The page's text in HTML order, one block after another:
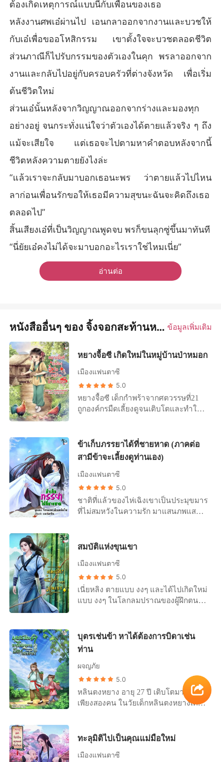
ต้องเกิดเหตุการณ์แบบนี้กับเพื่อนของเธอ
หลังงานศพเอ๋ผ่านไป เอนกลาออกจากงานและบวชให้
กับเอ๋เพื่อขออโหสิกรรม เขาตั้งใจจะบวชตลอดชีวิต
ส่วนภาณีก็ไปรับกรรมของตัวเองในคุก พรลาออกจาก
งานและกลับไปอยู่กับครอบครัวที่ต่างจังหวัด เพื่อเริ่ม
ต้นชีวิตใหม่
ส่วนเอ๋นั้นหลังจากวิญญาณออกจากร่างและมองทุก
อย่างอยู่ จนกระทั่งแน่ใจว่าตัวเองได้ตายแล้วจริง ๆ ถึง
แม้จะเสียใจ แต่เธอจะไปตามหาคำตอบหลังจากนี้
ชีวิตหลังความตายยังไงล่ะ
“แล้วเราจะกลับมาบอกเธอนะพร ว่าตายแล้วไปไหน
ลาก่อนเพื่อนรักขอให้เธอมีความสุขนะฉันจะคิดถึงเธอ
ตลอดไป”
สิ้นเสียงเอ๋ที่เป็นวิญญาณพูดจบ พรก็ขนลุกซู่ขึ้นมาทันที
“นี่ยัยเอ๋คงไม่ได้จะมาบอกอะไรเราใช่ไหมเนี่ย”
อ่านต่อ
หนังสืออื่นๆ ของ จิ้งจอกสะท้านหม้อไฟ ข้อมูลเพิ่มเติม
หยางจื้อซี เกิดใหม่ในหมู่บ้านป่าหมอก
เมืองแฟนตาซี
5.0
หยางจื้อซี เด็กกำพร้าจากศตวรรษที่21
ถูกองค์กรมืดเลี้ยงดูจนเติบโตและทำให้
กลับถูกคนในองค์กรมืดหักหลังและถูกฆ่า
โดยเพื่อนสนิทที่เธอไว้ใจมากที่สุด ก่อน
สิ้นใจเธอถามเพื่อนสนิทว่าทำไม แต่ไม่
ได้รับคำตอบจากปากของอีกฝ่าย สิ่งที่
เธอได้รับคือรอยยิ้มที่ดูถูกเหยียดหยาม
และ คำว่า “โง่” จากปากของอีกฝ่าย
เท่านั้น หลังจากที่ตายไปแล้วสิ่งที่เธอคิด
หยางจื้อซี เด็กหญิงอายุ เพียง 13 ขวบปี
ในหมู่บ้านป่าหมอก ในดินแดนโบราณ
ว่าเป็นโลกคู่ขนานที่อยู่อีกมิติหนึ่ง เธอ
ตื่นขึ้นมาในบ้านที่ผุพัง ครอบครัวยากจน
มีแม่ที่อ่อนแอและเจ็บป่วย มีพี่น้องที่อายุ
ความละโมบโมบโลภมาก หยางจื้อซี คิด
ว่านับจากนี้ไปชีวิตจะต้องอยู่ได้ด้วยตัว
ว่าด้วยพลังที่ติดตัวเธอมาจากชาติที่แล้ว
จะไม่สามารถอยู่รอดได้ในโลกล้าหลัง
แห่งนี้
ข้าเก็บภรรยาได้ที่ชายหาด (ภาคต่อ
สามีข้าจะเลี้ยงดูท่านเอง)
เมืองแฟนตาซี
5.0
ชาติที่แล้วของไห่เฉิงเขาเป็นประมุขมาร
ที่ไม่สมหวังในความรัก มาแสนภพแสน
และเหลือเสี้ยวดวงจิตเอาไว้เพียงน้อยนิด
ดวงจิตที่เหลืออยู่เขาอ้อนวอนขอต่อมหา
เทพขอให้เขาได้เกิดเป็นมนุษธรรมดา ที่
สมหวังในความรักม่ีครอบครัวที่อบอุ่น
และไม่ขอจดจำอดีตชาติของตัวเองอีก
ต่อไป เขาขอเริ่มต้นใหม่ในดินแดน
ภพทุกชาติไป
สมบัติแห่งขุนเขา
เมืองแฟนตาซี
5.0
เนี่ยหลิง ตายแบบ งงๆ และได้ไปเกิดใหม่
แบบ งงๆ ในโลกลมปราณของผู้ฝึกตน
ถามหา เหตุผล ว่าทำไม เนี่ยหลิงก็ไม่รู้
เช่นกัน หวังว่า มันจะดี
บุตรเช่นข้า หาได้ต้องการบิดาเช่น
ท่าน
ผจญภัย
5.0
หลินตงหยาง อายุ 27 ปี เติบโตมากับแม่
เพียงสองคน ในวัยเด็กหลินตงหยางเคยมี
พ่อกลับมาหย่าขาดกับแม่ทันทีที่ไป
ทำงานในเมืองหลวงได้เพียง 2 เดือน
ด้วยให้เหตุผลในการหย่าว่า แม่กับและ
ทะลุมิติไปเป็นคุณแม่มือใหม่
เมืองแฟนตาซี